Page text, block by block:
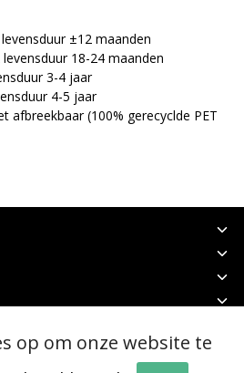
±12 maanden
18-24 maanden
3-4 jaar
4-5 jaar
afbreekbaar(100% gerecyclde PET
Techniek | Realisatie InStijl Media
op om onze website te